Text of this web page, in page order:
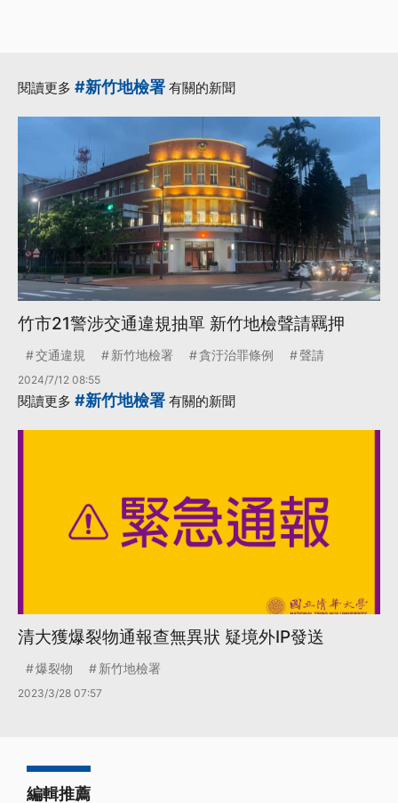
閱讀更多 #新竹地檢署 有關的新聞
竹市21警涉交通違規抽單 新竹地檢聲請羈押
交通違規 新竹地檢署 貪汙治罪條例 聲請
2024/7/12 08:55
閱讀更多 #新竹地檢署 有關的新聞
清大獲爆裂物通報查無異狀 疑境外IP發送
爆裂物 新竹地檢署
2023/3/28 07:57
編輯推薦